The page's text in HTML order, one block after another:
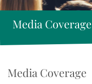
Media Coverage
Media Coverage